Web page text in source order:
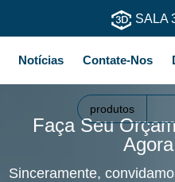
SALA
Notícias Contate-Nos
produtos
Faça Seu
Sinceramente,